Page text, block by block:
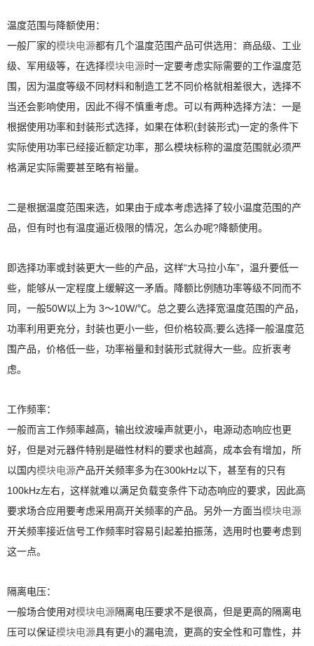
温度范围与降额使用：
一般厂家的模块电源都有几个温度范围产品可供选用：商品级、工业
级、军用级等，在选择模块电源时一定要考虑实际需要的工作温度范
围，因为温度等级不同材料和制造工艺不同价格就相差很大，选择不
当还会影响使用，因此不得不慎重考虑。可以有两种选择方法：一是
根据使用功率和封装形式选择，如果在体积(封装形式)一定的条件下
实际使用功率已经接近额定功率，那么模块标称的温度范围就必须严
格满足实际需要甚至略有裕量。
二是根据温度范围来选，如果由于成本考虑选择了较小温度范围的产
品，但有时也有温度逼近极限的情况，怎么办呢?降额使用。
即选择功率或封装更大一些的产品，这样“大马拉小车”，温升要低一
些，能够从一定程度上缓解这一矛盾。降额比例随功率等级不同而不
同，一般50W以上为 3～10W/℃。总之要么选择宽温度范围的产品，
功率利用更充分，封装也更小一些，但价格较高;要么选择一般温度范
围产品，价格低一些，功率裕量和封装形式就得大一些。应折衷考
虑。
工作频率：
一般而言工作频率越高，输出纹波噪声就更小，电源动态响应也更
好，但是对元器件特别是磁性材料的要求也越高，成本会有增加，所
以国内模块电源产品开关频率多为在300kHz以下，甚至有的只有
100kHz左右，这样就难以满足负载变条件下动态响应的要求，因此高
要求场合应用要考虑采用高开关频率的产品。另外一方面当模块电源
开关频率接近信号工作频率时容易引起差拍振荡，选用时也要考虑到
这一点。
隔离电压：
一般场合使用对模块电源隔离电压要求不是很高，但是更高的隔离电
压可以保证模块电源具有更小的漏电流，更高的安全性和可靠性，并